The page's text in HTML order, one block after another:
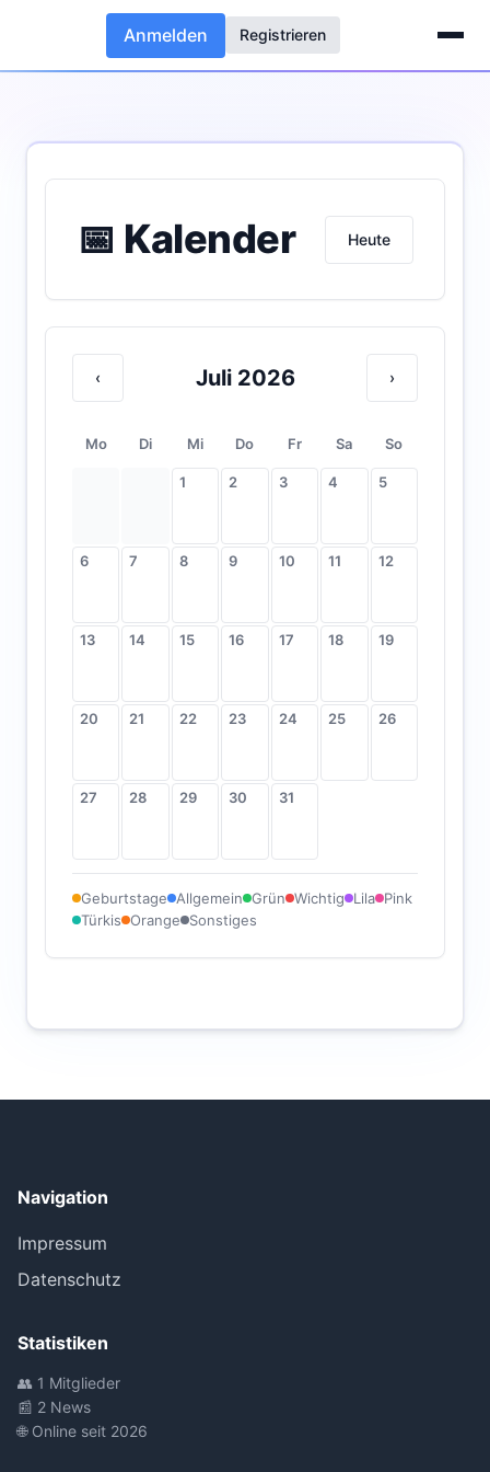
Anmelden Registrieren
📅 Kalender Heute
‹ Juli 2026 ›
Mo Di Mi Do Fr Sa So
1 2 3 4 5
6 7 8 9 10 11 12
13 14 15 16 17 18 19
20 21 22 23 24 25 26
27 28 29 30 31
Geburtstage Allgemein Grün Wichtig Lila Pink
Türkis Orange Sonstiges
Navigation
Impressum
Datenschutz
Statistiken
👥 1 Mitglieder
📰 2 News
🌐 Online seit 2026